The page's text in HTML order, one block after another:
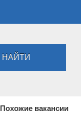
НАЙТИ
Похожие вакансии